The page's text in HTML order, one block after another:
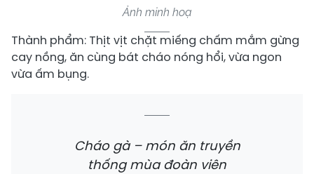
Ảnh minh hoạ
Thành phẩm: Thịt vịt chặt miếng chấm mắm gừng
cay nồng, ăn cùng bát cháo nóng hổi, vừa ngon
vừa ấm bụng.
Cháo gà – món ăn truyền
thống mùa đoàn viên